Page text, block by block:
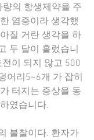
의 항생제약을 주
염증이라 생각했
질 거란 생각을 하
두 달이 흘렀습니
이 되지 않고 500
어리5~6개 가 잡히
터지는 증상을 동
였습니다.
불찰이다. 환자가